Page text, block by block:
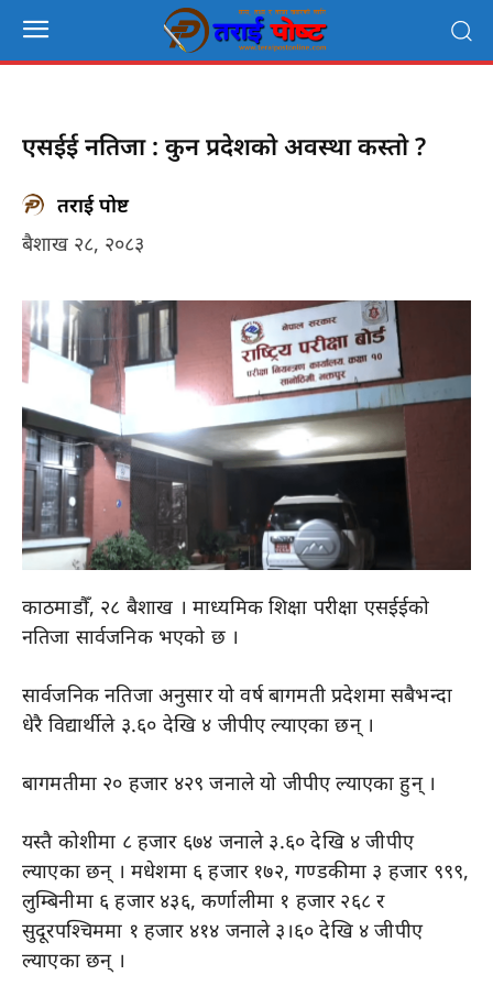
एसईई नतिजा : कुन प्रदेशको अवस्था कस्तो ?
तराई पोष्ट
बैशाख २८, २०८३
काठमाडौँ, २८ बैशाख । माध्यमिक शिक्षा परीक्षा एसईईको
नतिजा सार्वजनिक भएको छ ।
सार्वजनिक नतिजा अनुसार यो वर्ष बागमती प्रदेशमा सबैभन्दा
धेरै विद्यार्थीले ३.६० देखि ४ जीपीए ल्याएका छन् ।
बागमतीमा २० हजार ४२९ जनाले यो जीपीए ल्याएका हुन् ।
यस्तै कोशीमा ८ हजार ६७४ जनाले ३.६० देखि ४ जीपीए
ल्याएका छन् । मधेशमा ६ हजार १७२, गण्डकीमा ३ हजार ९९९,
लुम्बिनीमा ६ हजार ४३६, कर्णालीमा १ हजार २६८ र
सुदूरपश्चिममा १ हजार ४१४ जनाले ३।६० देखि ४ जीपीए
ल्याएका छन् ।